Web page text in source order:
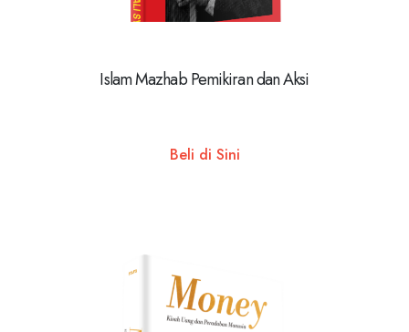
Islam Mazhab Pemikiran dan Aksi
Beli di Sini